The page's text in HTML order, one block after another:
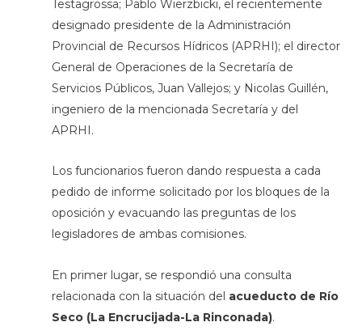
Testagrossa; Pablo Wierzbicki, el recientemente
designado presidente de la Administración
Provincial de Recursos Hídricos (APRHI); el director
General de Operaciones de la Secretaría de
Servicios Públicos, Juan Vallejos; y Nicolas Guillén,
ingeniero de la mencionada Secretaría y del
APRHI.
Los funcionarios fueron dando respuesta a cada
pedido de informe solicitado por los bloques de la
oposición y evacuando las preguntas de los
legisladores de ambas comisiones.
En primer lugar, se respondió una consulta
relacionada con la situación del acueducto de Río
Seco (La Encrucijada-La Rinconada).